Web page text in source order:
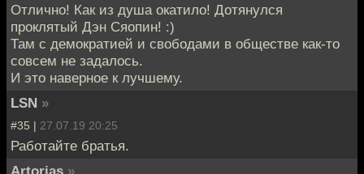
Отлично! Как из душа окатило! Дотянулся
проклятый Дэн Сяопин! :)
Там с демократией и свободами в обществе как-то
совсем не задалось.
И это наверное к лучшему.
LSN »
#35 | 27.07.19 20:25
Работайте братья.
Artorias »